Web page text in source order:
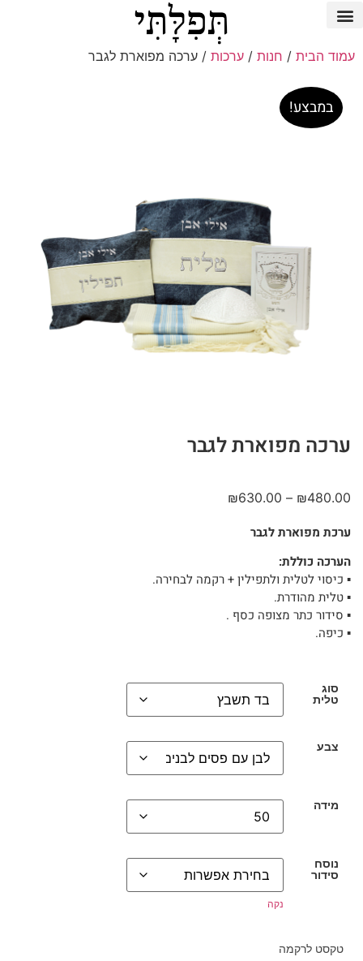
עמוד הבית / חנות / ערכות / ערכה מפוארת לגבר
ערכה מפוארת לגבר
₪480.00
–
₪630.00
ערכת מפוארת לגבר
הערכה כוללת:
▪︎ כיסוי לטלית ולתפילין + רקמה לבחירה.
▪︎ טלית מהודרת.
▪︎ סידור כתר מצופה כסף .
▪︎ כיפה.
סוג
טלית
צבע
מידה
נוסח
סידור
נקה
טקסט לרקמה
במבצע!